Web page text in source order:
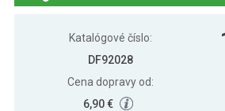
Katalógové číslo:
DF92028
Cena dopravy od:
6,90 €